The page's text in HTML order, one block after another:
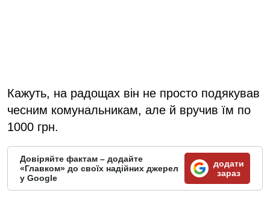
Кажуть, на радощах він не просто подякував
чесним комунальникам, але й вручив їм по
1000 грн.
Довіряйте фактам – додайте
«Главком» до своїх надійних джерел
у Google
додати
зараз